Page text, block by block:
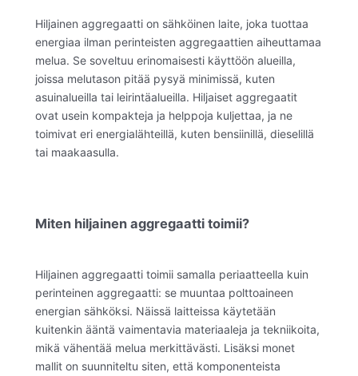
Hiljainen aggregaatti on sähköinen laite, joka tuottaa
energiaa ilman perinteisten aggregaattien aiheuttamaa
melua. Se soveltuu erinomaisesti käyttöön alueilla,
joissa melutason pitää pysyä minimissä, kuten
asuinalueilla tai leirintäalueilla. Hiljaiset aggregaatit
ovat usein kompakteja ja helppoja kuljettaa, ja ne
toimivat eri energialähteillä, kuten bensiinillä, dieselillä
tai maakaasulla.
Miten hiljainen aggregaatti toimii?
Hiljainen aggregaatti toimii samalla periaatteella kuin
perinteinen aggregaatti: se muuntaa polttoaineen
energian sähköksi. Näissä laitteissa käytetään
kuitenkin ääntä vaimentavia materiaaleja ja tekniikoita,
mikä vähentää melua merkittävästi. Lisäksi monet
mallit on suunniteltu siten, että komponenteista